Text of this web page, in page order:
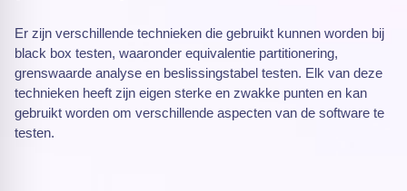
Er zijn verschillende technieken die gebruikt kunnen worden bij
black box testen, waaronder equivalentie partitionering,
grenswaarde analyse en beslissingstabel testen. Elk van deze
technieken heeft zijn eigen sterke en zwakke punten en kan
gebruikt worden om verschillende aspecten van de software te
testen.